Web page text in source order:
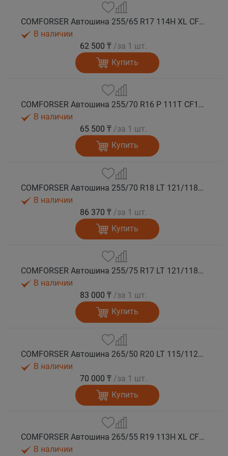
COMFORSER Автошина 255/65 R17 114H XL CF1100 RWL лето
В наличии
62 500 ₸ /за 1 шт.
Купить
COMFORSER Автошина 255/70 R16 P 111T CF1100 RWL лето
В наличии
65 500 ₸ /за 1 шт.
Купить
COMFORSER Автошина 255/70 R18 LT 121/118Q CF1100 RWL 10PR лето
В наличии
86 370 ₸ /за 1 шт.
Купить
COMFORSER Автошина 255/75 R17 LT 121/118S CF1100 10PR OWL лето
В наличии
83 000 ₸ /за 1 шт.
Купить
COMFORSER Автошина 265/50 R20 LT 115/112S CF1100 RWL лето
В наличии
70 000 ₸ /за 1 шт.
Купить
COMFORSER Автошина 265/55 R19 113H XL CF1100 RWL лето
В наличии